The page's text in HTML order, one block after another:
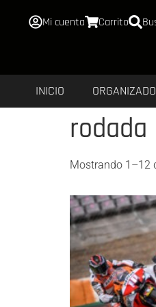
Mi cuenta Carrito
INICIO
rodada
Mostrando 1–12